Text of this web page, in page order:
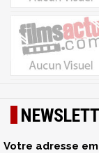
Votre adresse